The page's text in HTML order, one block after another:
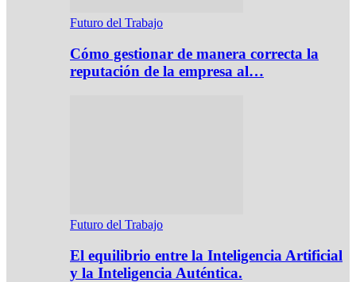
Futuro del Trabajo
Cómo gestionar de manera correcta la
reputación de la empresa al…
Futuro del Trabajo
El equilibrio entre la Inteligencia Artificial
y la Inteligencia Auténtica.